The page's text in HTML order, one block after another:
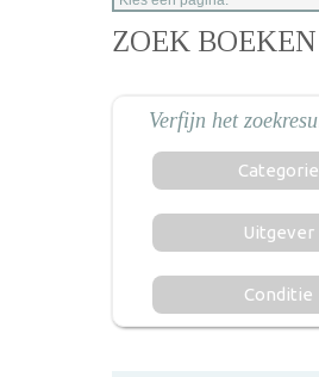
ZOEK BOEKEN
Categorie
Uitgever
Conditie